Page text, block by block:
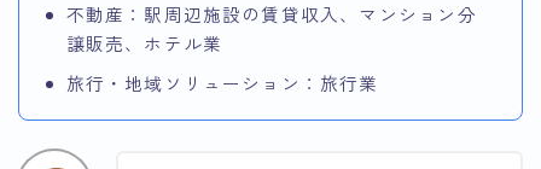
不動産：駅周辺施設の賃貸収入、マンション分
譲販売、ホテル業
旅行・地域ソリューション：旅行業